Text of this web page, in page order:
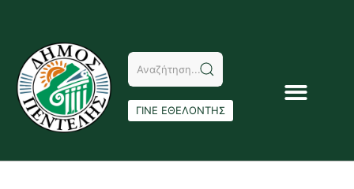
ΓΙΝΕ ΕΘΕΛΟΝΤΗΣ